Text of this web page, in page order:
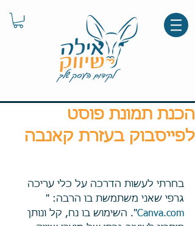
הכנת תמונת פוסט
לפייסבוק בעזרת קאנבה
בחרתי לעשות הדרכה על כלי עריכה
גרפי שאני משתמשת בו הרבה: "
Canva.com". השימוש בו נח, קל ונותן